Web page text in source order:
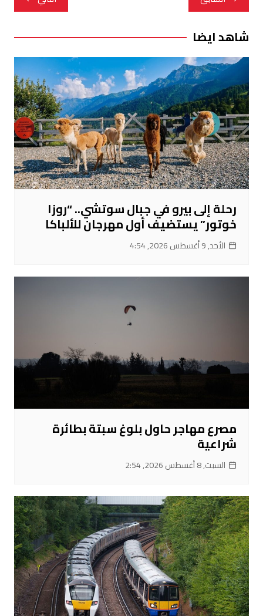
المقالات
شاهد ايضا
رحلة إلى بيرو في جبال سوتشي.. “روزا
خوتور” يستضيف أول مهرجان للألباكا
الأحد, 9 أغسطس 2026, 4:54
مصرع مهاجر حاول بلوغ سبتة بطائرة
شراعية
السبت, 8 أغسطس 2026, 2:54